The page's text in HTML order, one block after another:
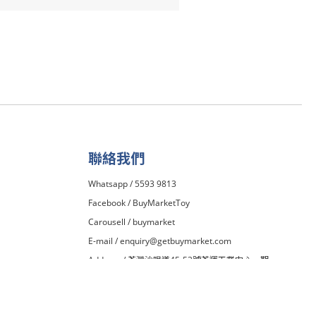
聯絡我們
Whatsapp / 5593 9813
Facebook / BuyMarketToy
Carousell / buymarket
E-mail /enquiry@getbuymarket.com
Address / 荃灣沙咀道45-53號荃運工業中心一期